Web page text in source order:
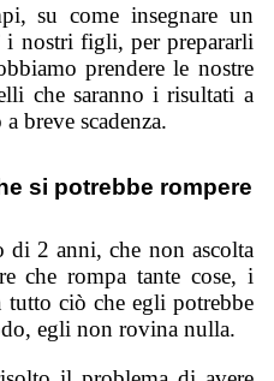
su come insegnare un
i nostri figli, per prepararli
prendere le nostre
che saranno i risultati a
breve scadenza.
si potrebbe rompere
2 anni, che non ascolta
che rompa tante cose, i
ciò che egli potrebbe
egli non rovina nulla.